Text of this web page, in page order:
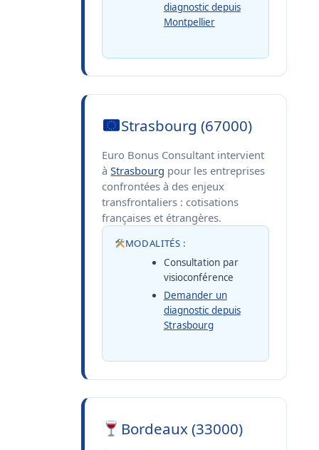
diagnostic depuis
Montpellier
Strasbourg (67000)
Euro Bonus Consultant intervient
àStrasbourg pour les entreprises
confrontées à des enjeux
transfrontaliers : cotisations
françaises et étrangères.
MODALITÉS :
Consultation par
visioconférence
Demander un
diagnostic depuis
Strasbourg
Bordeaux (33000)